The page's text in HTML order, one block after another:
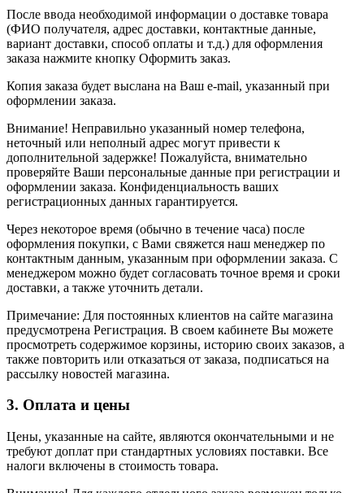
После ввода необходимой информации о доставке товара
(ФИО получателя, адрес доставки, контактные данные,
вариант доставки, способ оплаты и т.д.) для оформления
заказа нажмите кнопку Оформить заказ.
Копия заказа будет выслана на Ваш e-mail, указанный при
оформлении заказа.
Внимание! Неправильно указанный номер телефона,
неточный или неполный адрес могут привести к
дополнительной задержке! Пожалуйста, внимательно
проверяйте Ваши персональные данные при регистрации и
оформлении заказа. Конфиденциальность ваших
регистрационных данных гарантируется.
Через некоторое время (обычно в течение часа) после
оформления покупки, с Вами свяжется наш менеджер по
контактным данным, указанным при оформлении заказа. С
менеджером можно будет согласовать точное время и сроки
доставки, а также уточнить детали.
Примечание: Для постоянных клиентов на сайте магазина
предусмотрена Регистрация. В своем кабинете Вы можете
просмотреть содержимое корзины, историю своих заказов, а
также повторить или отказаться от заказа, подписаться на
рассылку новостей магазина.
3. Оплата и цены
Цены, указанные на сайте, являются окончательными и не
требуют доплат при стандартных условиях поставки. Все
налоги включены в стоимость товара.